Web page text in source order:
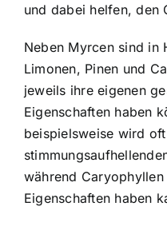
und dabei helfen, den
Neben Myrcen sind in
Limonen, Pinen und
jeweils ihre eigenen
Eigenschaften haben
beispielsweise wird
während
Eigenschaften haben